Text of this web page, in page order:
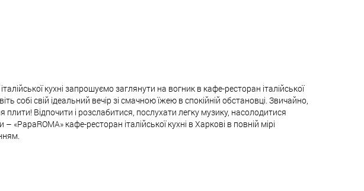
кухні запрошуємо заглянути на вогник в кафе-ресторан італійської
собі свій ідеальний вечір зі смачною їжею в спокійній обстановці. Звичайно,
плити! Відпочити і розслабитися, послухати легку музику, насолодитися
кафе-ресторан італійської кухні в Харкові в повній мірі